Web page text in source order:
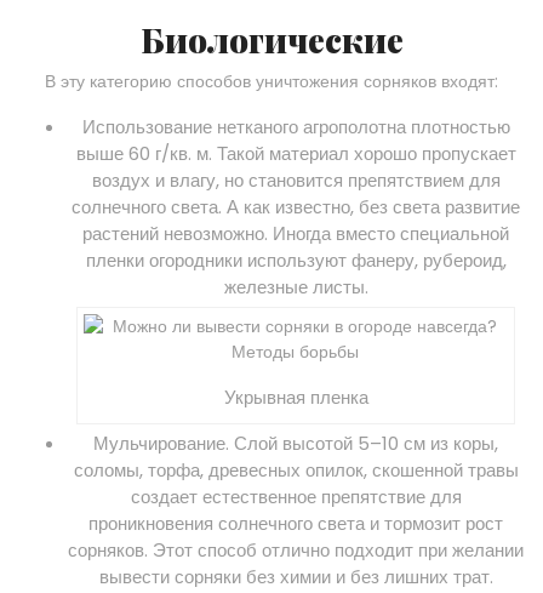
Биологические
В эту категорию способов уничтожения сорняков входят:
Использование нетканого агрополотна плотностью
выше 60 г/кв. м. Такой материал хорошо пропускает
воздух и влагу, но становится препятствием для
солнечного света. А как известно, без света развитие
растений невозможно. Иногда вместо специальной
пленки огородники используют фанеру, рубероид,
железные листы.
Укрывная пленка
Мульчирование. Слой высотой 5–10 см из коры,
соломы, торфа, древесных опилок, скошенной травы
создает естественное препятствие для
проникновения солнечного света и тормозит рост
сорняков. Этот способ отлично подходит при желании
вывести сорняки без химии и без лишних трат.